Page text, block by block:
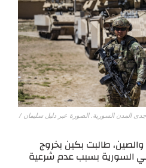
المدن السورية. الصورة عبر دليل سليمان /
طالبت بكين بخروج
السورية بسبب عدم شرعية